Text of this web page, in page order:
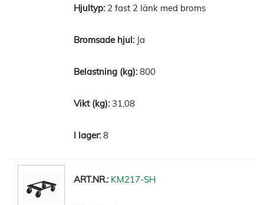
2 fast 2 länk med broms
Ja
800
31,08
8
KM217-SH